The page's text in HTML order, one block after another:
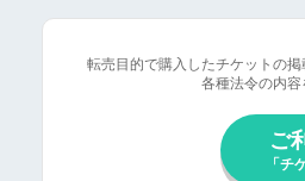
転売目的で購入したチケットの
各種法令の内容
ご
「チ